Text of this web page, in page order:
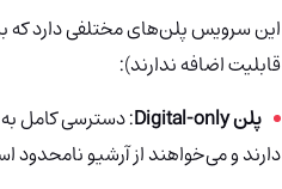
این سرویس پلن‌های مختلفی دارد که
قابلیت اضافه ندارند):
پلن Digital-only
: دسترسی کامل
دارند و می‌خواهند از آرشیو نامحدود